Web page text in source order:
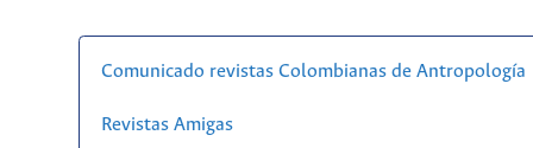
Comunicado revistas Colombianas de Antropología
Revistas Amigas